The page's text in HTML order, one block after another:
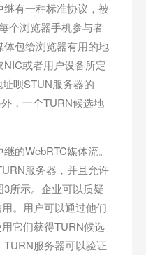
有一种标准协议，被
个浏览器手机参与者
包给浏览器有用的地
或者用户设备所定
呗STUN服务器的
，一个TURN候选地
的WebRTC媒体流。
服务器，并且允许
所示。企业可以质疑
。用户可以通过他们
它们获得TURN候选
服务器可以验证